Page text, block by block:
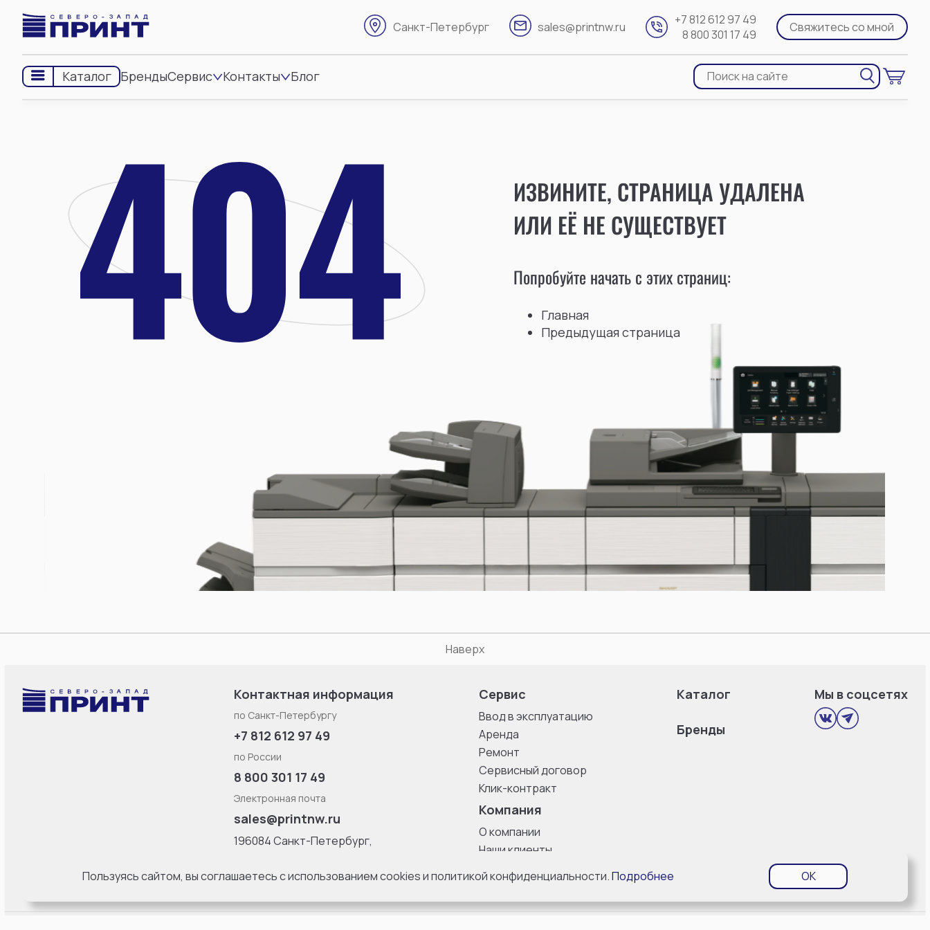
Санкт-Петербург sales@printnw.ru
+7 812 612 97 49
8 800 301 17 49
Свяжитесь со мной
Каталог БрендыСервис Контакты Блог
ИЗВИНИТЕ, СТРАНИЦА УДАЛЕНА
ИЛИ ЕЁ НЕ СУЩЕСТВУЕТ
Попробуйте начать с этих страниц:
Главная
Предыдущая страница
Наверх
Контактная информация
по Санкт-Петербургу
+7 812 612 97 49
по России
8 800 301 17 49
Электронная почта
sales@printnw.ru
196084 Санкт-Петербург,
литерa Б, офис 8 с 10:00 до
Сервис
Ввод в эксплуатацию
Аренда
Ремонт
Сервисный договор
Клик-контракт
Компания
О компании
Наши клиенты
Каталог
Бренды
Мы в соцсетях
Пользуясь сайтом, вы соглашаетесь с использованием cookies и политикой конфиденциальности.Подробнее OK